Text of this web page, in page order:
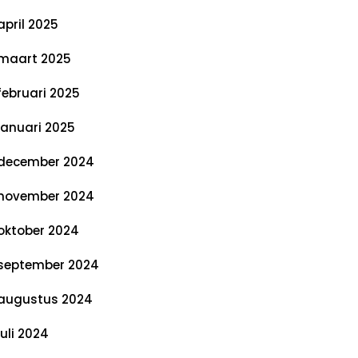
2025
2025
2025
2025
2024
2024
2024
2024
2024
2024